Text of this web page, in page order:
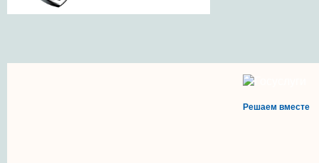
Решаем вместе